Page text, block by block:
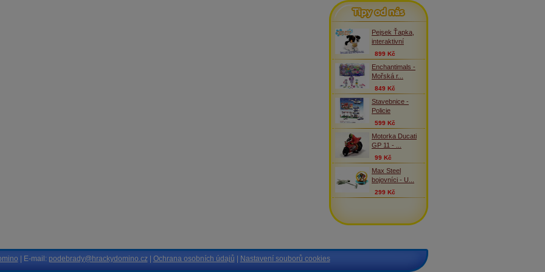
Tipy od nás
Pejsek Ťapka,
interaktivní
899 Kč
Enchantimals -
Mořská r...
849 Kč
Stavebnice -
Policie
599 Kč
Motorka Ducati
GP 11 - ...
99 Kč
Max Steel
bojovníci - U...
299 Kč
| E-mail: podebrady@hrackydomino.cz| Ochrana osobních údajů Nastavení souborů cookies